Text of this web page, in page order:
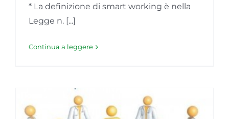
* La definizione di smart working è nella
Legge n. [...]
Continua a leggere